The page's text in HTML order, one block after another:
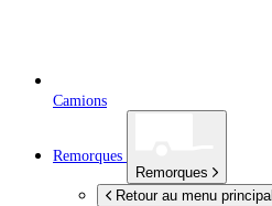
Camions
Remorques
Remorques
Retour au menu principal